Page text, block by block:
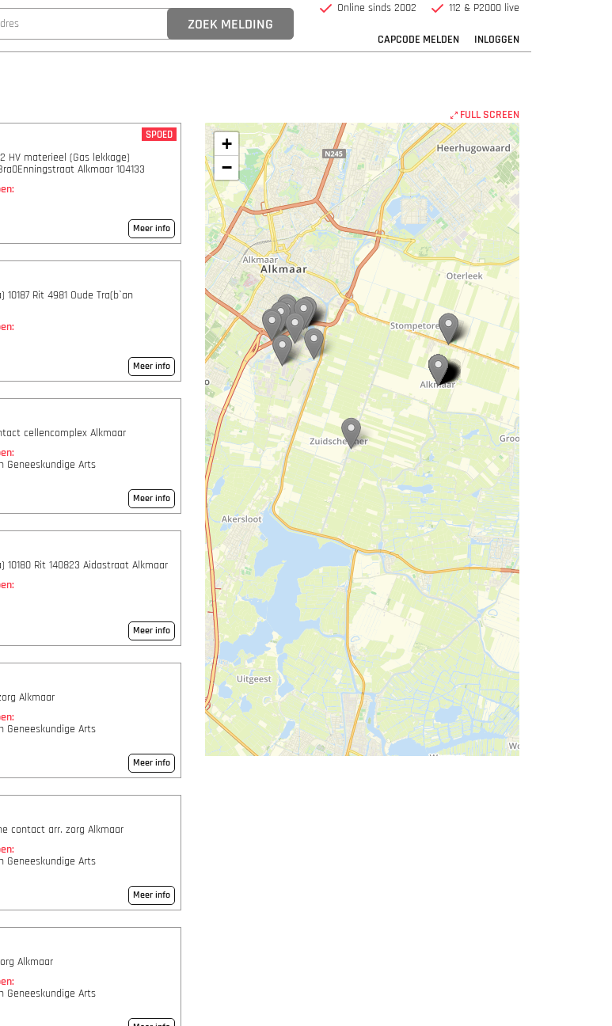
CAPCODE MELDEN INLOGGEN
Online sinds 2002 112 & P2000 live
SPOED
HV materieel (Gas lekkage)
Alkmaar 104133
Meer info
10187 Rit 4981 Oude Tra(b`an
Meer info
cellencomplex Alkmaar
Geneeskundige Arts
Meer info
10180 Rit 140823 Aidastraat Alkmaar
Meer info
Alkmaar
Geneeskundige Arts
Meer info
contact arr. zorg Alkmaar
Geneeskundige Arts
Meer info
Alkmaar
Geneeskundige Arts
FULL SCREEN
+
−